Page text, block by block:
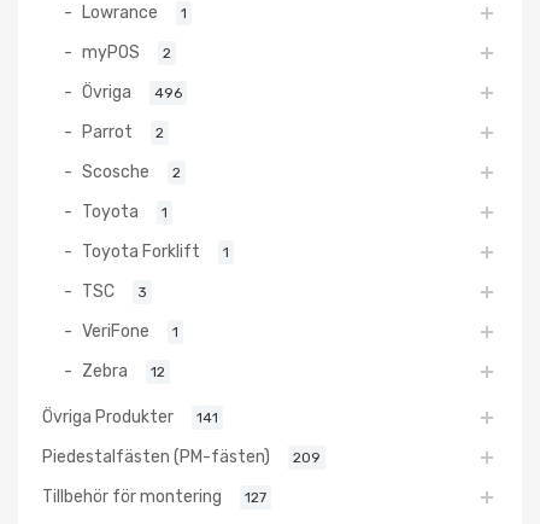
Lowrance 1
myPOS 2
Övriga 496
Parrot 2
Scosche 2
Toyota 1
Toyota Forklift 1
TSC 3
VeriFone 1
Zebra 12
Övriga Produkter 141
Piedestalfästen (PM-fästen) 209
Tillbehör för montering 127